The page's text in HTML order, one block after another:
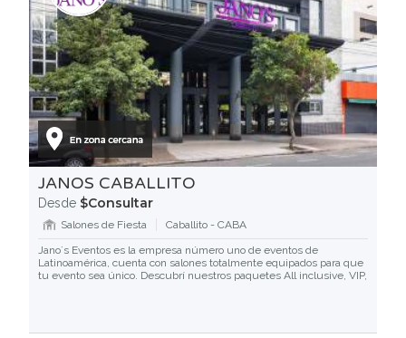
JANOS CABALLITO
Desde $Consultar
Salones de Fiesta
Caballito - CABA
Jano´s Eventos es la empresa número uno de eventos de
Latinoamérica, cuenta con salones totalmente equipados para que
tu evento sea único. Descubrí nuestros paquetes All inclusive, VIP,